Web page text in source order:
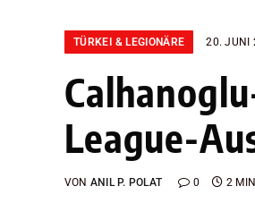
TÜRKEI & LEGIONÄRE 20. JUNI
League-
VON ANIL P. POLAT 0 2